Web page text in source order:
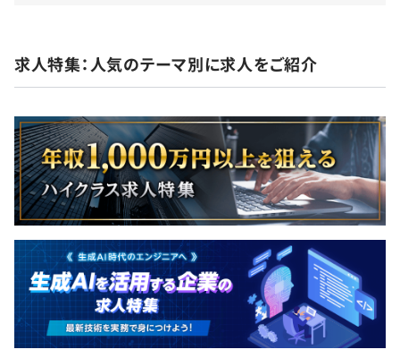
キャリアステップや目標設定など、時間がかかる不毛な人
事効果は一切おこないません。
す。
例：月額単価60万円x12カ月=720万円の売上 →推定年収
432万円+交通費
年3回の賞与で上記例の年収になるように調整します。
システムエンジニア4名、建設部門1名で構成されていま
す。
不定期
社会保険完備
有期雇用
契約更新の有無・契約期間の定め
あり(半年更新)
求人特集：人気のテーマ別に求人をご紹介